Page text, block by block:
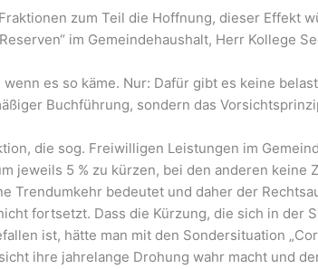
zum Teil die Hoffnung, dieser Effekt
im Gemeindehaushalt, Herr Kollege
es so käme. Nur: Dafür gibt es keine
Buchführung, sondern das
die sog. Freiwilligen Leistungen im
jeweils 5 % zu kürzen, bei den anderen
Trendumkehr bedeutet und daher der
fortsetzt. Dass die Kürzung, die sich in der
ist, hätte man mit den Sondersituation
ihre jahrelange Drohung wahr macht und